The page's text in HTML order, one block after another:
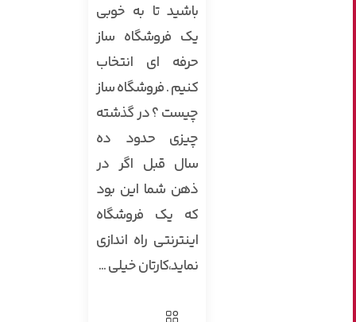
باشید تا به خوبی
یک فروشگاه ساز
حرفه ای انتخاب
کنیم . فروشگاه ساز
چیست ؟ در گذشته
چیزی حدود ده
سال قبل اگر در
ذهن شما این بود
که یک فروشگاه
اینترنتی راه اندازی
نماید،کارتان خیلی ...